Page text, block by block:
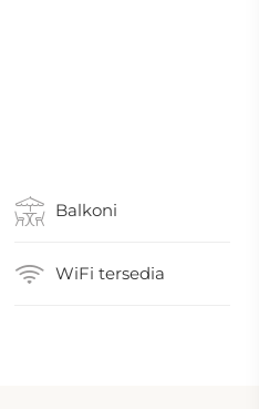
Balkoni
WiFi tersedia